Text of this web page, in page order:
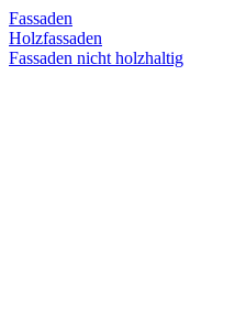
Fassaden
Holzfassaden
Fassaden nicht holzhaltig